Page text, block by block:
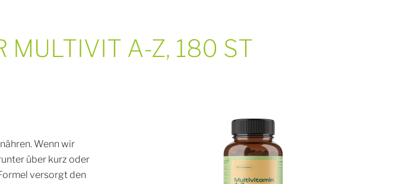
MULTIVIT A-Z, 180 ST
Wenn wir
über kurz oder
versorgt den